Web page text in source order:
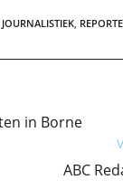
JOURNALISTIEK
in Borne
ABC